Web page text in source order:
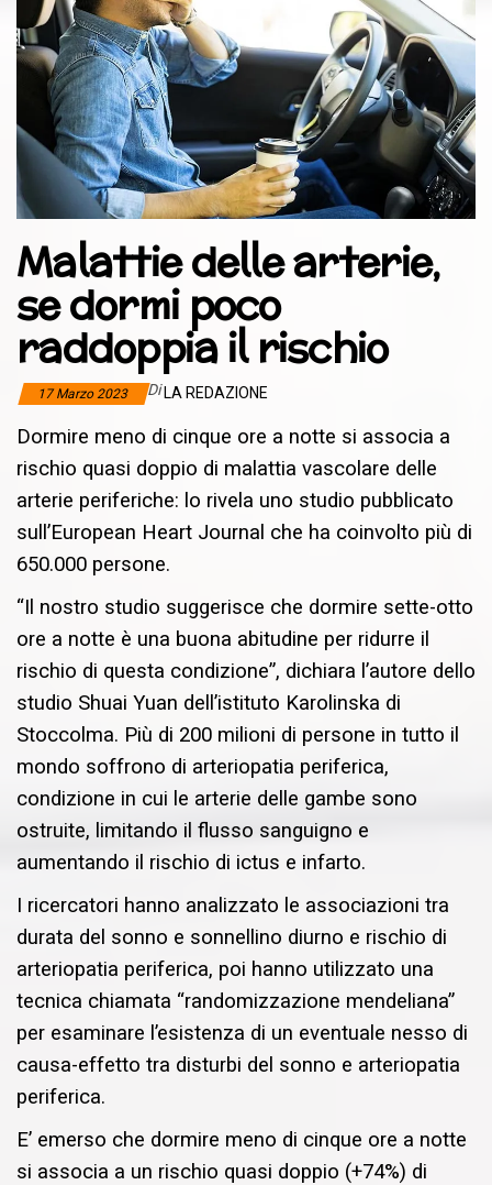
Malattie delle arterie,
se dormi poco
raddoppia il rischio
17 Marzo 2023 Di LA REDAZIONE
Dormire meno di cinque ore a notte si associa a
rischio quasi doppio di malattia vascolare delle
arterie periferiche: lo rivela uno studio pubblicato
sull’European Heart Journal che ha coinvolto più di
650.000 persone.
“Il nostro studio suggerisce che dormire sette-otto
ore a notte è una buona abitudine per ridurre il
rischio di questa condizione”, dichiara l’autore dello
studio Shuai Yuan dell’istituto Karolinska di
Stoccolma. Più di 200 milioni di persone in tutto il
mondo soffrono di arteriopatia periferica,
condizione in cui le arterie delle gambe sono
ostruite, limitando il flusso sanguigno e
aumentando il rischio di ictus e infarto.
I ricercatori hanno analizzato le associazioni tra
durata del sonno e sonnellino diurno e rischio di
arteriopatia periferica, poi hanno utilizzato una
tecnica chiamata “randomizzazione mendeliana”
per esaminare l’esistenza di un eventuale nesso di
causa-effetto tra disturbi del sonno e arteriopatia
periferica.
E’ emerso che dormire meno di cinque ore a notte
si associa a un rischio quasi doppio (+74%) di